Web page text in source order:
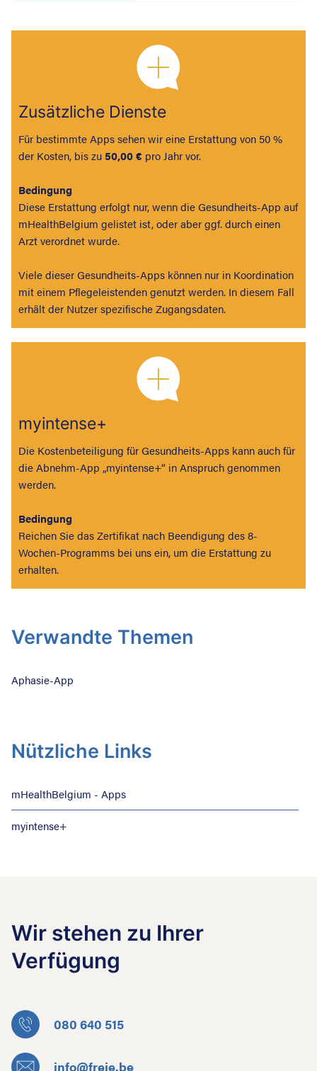
Zusätzliche Dienste
Für bestimmte Apps sehen wir eine Erstattung von 50 %
der Kosten, bis zu50,00 € pro Jahr vor.
Bedingung
Diese Erstattung erfolgt nur, wenn die Gesundheits-App auf
mHealthBelgium gelistet ist, oder aber ggf. durch einen
Arzt verordnet wurde.
Viele dieser Gesundheits-Apps können nur in Koordination
mit einem Pflegeleistenden genutzt werden. In diesem Fall
erhält der Nutzer spezifische Zugangsdaten.
myintense+
Die Kostenbeteiligung für Gesundheits-Apps kann auch für
die Abnehm-App „myintense+“ in Anspruch genommen
werden.
Bedingung
Reichen Sie das Zertifikat nach Beendigung des 8-
Wochen-Programms bei uns ein, um die Erstattung zu
erhalten.
Verwandte Themen
Aphasie-App
Nützliche Links
mHealthBelgium - Apps
myintense+
Wir stehen zu Ihrer
Verfügung
080 640 515
info@freie.be